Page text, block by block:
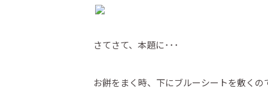
さてさて、本題に･･･
お餅をまく時、下にブルーシートを敷くの